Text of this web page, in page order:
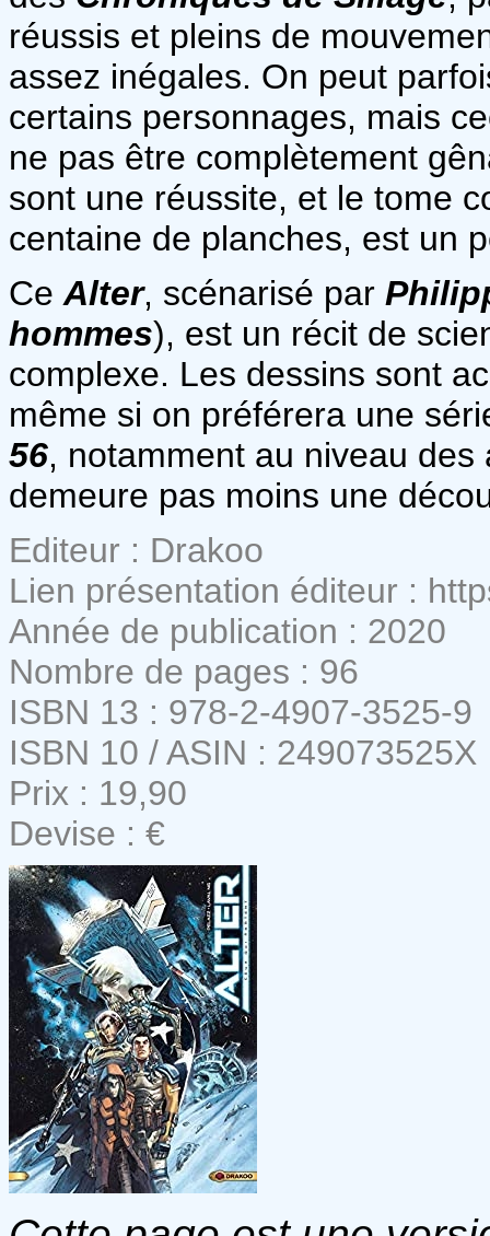
réussis et pleins de
assez inégales. On peut
certains personnages, mais
ne pas être complètement
sont une réussite, et le tome
centaine de planches, est un
Ce Alter, scénarisé par
hommes), est un récit de
complexe. Les dessins sont
même si on préférera une
56, notamment au niveau
demeure pas moins une
Editeur : Drakoo
Lien présentation éditeur :
Année de publication : 2020
Nombre de pages : 96
ISBN 13 : 978-2-4907-3525-9
ISBN 10 / ASIN : 249073525X
Prix : 19,90
Devise : €